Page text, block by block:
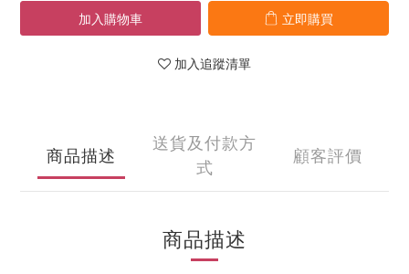
加入購物車 立即購買
加入追蹤清單
商品描述
送貨及付款方
式
顧客評價
商品描述